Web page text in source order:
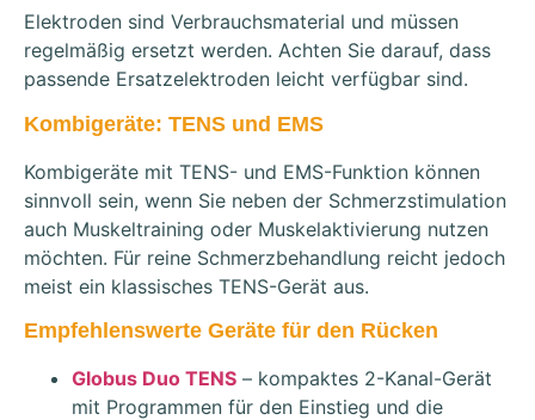
Elektroden sind Verbrauchsmaterial und müssen
regelmäßig ersetzt werden. Achten Sie darauf, dass
passende Ersatzelektroden leicht verfügbar sind.
Kombigeräte: TENS und EMS
Kombigeräte mit TENS- und EMS-Funktion können
sinnvoll sein, wenn Sie neben der Schmerzstimulation
auch Muskeltraining oder Muskelaktivierung nutzen
möchten. Für reine Schmerzbehandlung reicht jedoch
meist ein klassisches TENS-Gerät aus.
Empfehlenswerte Geräte für den Rücken
Globus Duo TENS – kompaktes 2-Kanal-Gerät
mit Programmen für den Einstieg und die